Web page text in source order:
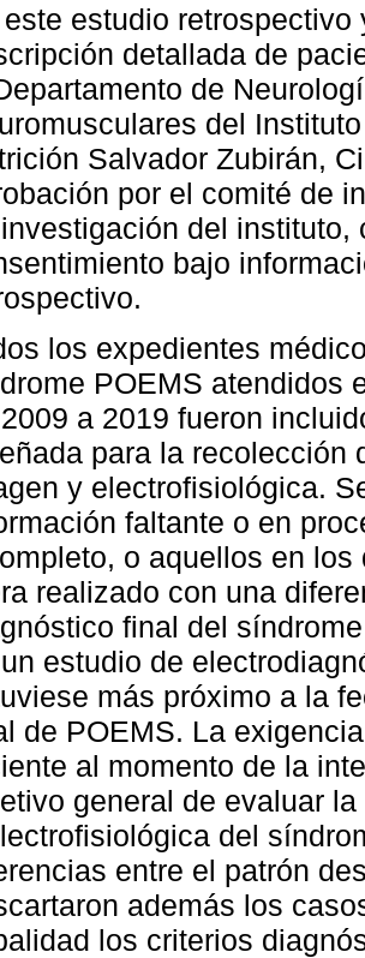
este estudio
detallada de
de
del
Salvador Zubirán,
por el comité de
del
bajo
los expedientes
POEMS atendidos
a 2019 fueron
para la recolección
y electrofisiológica.
faltante o en
o aquellos en
realizado con una
final del
estudio de
más próximo a la
de POEMS. La
al momento de la
general de evaluar
del
entre el patrón
además los
los criterios